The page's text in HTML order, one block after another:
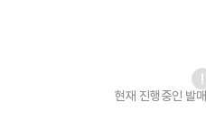
현재 진행중인 발매